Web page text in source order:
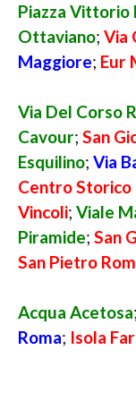
Piazza Vittorio
Ottaviano; Via
Maggiore; Eur
Via Del Corso
Cavour; San
Esquilino; Via
Centro Storico
Vincoli; Viale
Piramide; San
San Pietro
Acqua Acetosa;
Roma; Isola